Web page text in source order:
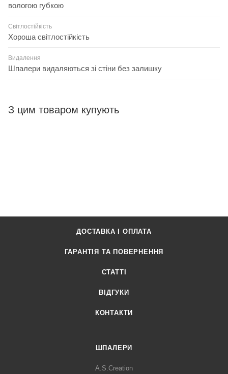
вологою губкою
Світлостійкість
Хороша світлостійкість
Видалення
Шпалери видаляються зі стіни без залишку
З цим товаром купують
ДОСТАВКА І ОПЛАТА
ГАРАНТІЯ ТА ПОВЕРНЕННЯ
СТАТТІ
ВІДГУКИ
КОНТАКТИ
ШПАЛЕРИ
A.S.Creation